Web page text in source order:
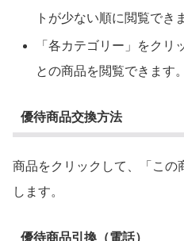
トが少ない順に閲覧でき
「各カテゴリー」をク
との商品を閲覧できます。
優待商品交換方法
商品をクリックして、「この
します。
優待商品引換（電話）